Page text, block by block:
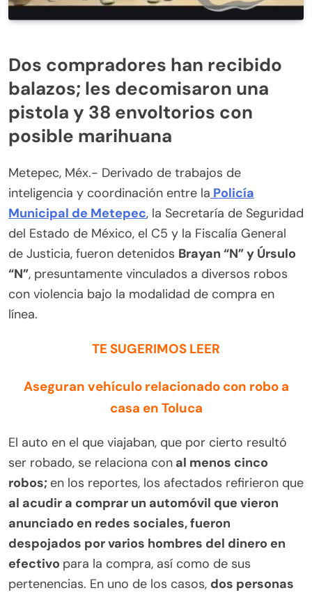
Dos compradores han recibido
balazos; les decomisaron una
pistola y 38 envoltorios con
posible marihuana
Metepec, Méx.- Derivado de trabajos de
inteligencia y coordinación entre la Policía
Municipal de Metepec, la Secretaría de Seguridad
del Estado de México, el C5 y la Fiscalía General
de Justicia, fueron detenidos Brayan “N” y Úrsulo
“N”, presuntamente vinculados a diversos robos
con violencia bajo la modalidad de compra en
línea.
TE SUGERIMOS LEER
Aseguran vehículo relacionado con robo a
casa en Toluca
El auto en el que viajaban, que por cierto resultó
ser robado, se relaciona con al menos cinco
robos; en los reportes, los afectados refirieron que
al acudir a comprar un automóvil que vieron
anunciado en redes sociales, fueron
despojados por varios hombres del dinero en
efectivo para la compra, así como de sus
pertenencias. En uno de los casos, dos personas